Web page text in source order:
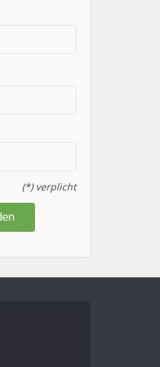
(*) verplicht